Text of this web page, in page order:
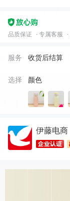
品质保证 专属客服
服务 收货后结算
选择 颜色
伊藤电商